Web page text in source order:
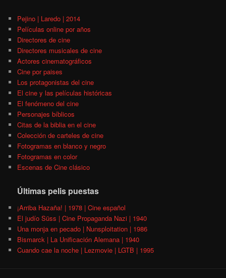
Pejino | Laredo | 2014
Películas online por años
Directores de cine
Directores musicales de cine
Actores cinematográficos
Cine por paises
Los protagonistas del cine
El cine y las películas históricas
El fenómeno del cine
Personajes bíblicos
Citas de la biblia en el cine
Colección de carteles de cine
Fotogramas en blanco y negro
Fotogramas en color
Escenas de Cine clásico
Últimas pelis puestas
¡Arriba Hazaña! | 1978 | Cine español
El judío Süss | Cine Propaganda Nazi | 1940
Una monja en pecado | Nunsploitation | 1986
Bismarck | La Unificación Alemana | 1940
Cuando cae la noche | Lezmovie | LGTB | 1995